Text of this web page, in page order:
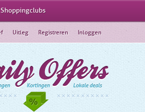
Shoppingclubs
Dagaanbiedingen
Lokale deals
Korting
Shoppingclubs
Webshops
Veilingsites
Uitleg Registreren Inloggen